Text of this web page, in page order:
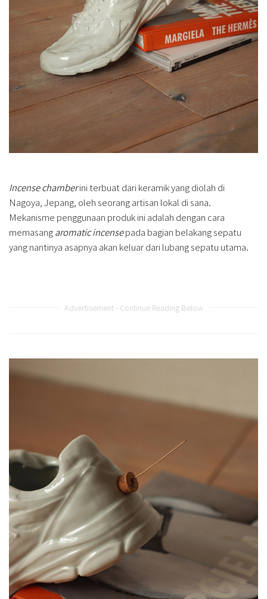
Incense chamberini terbuat dari keramik yang diolah di
Nagoya, Jepang, oleh seorang artisan lokal di sana.
Mekanisme penggunaan produk ini adalah dengan cara
memasangaromaticincensepada bagian belakang sepatu
yang nantinya asapnya akan keluar dari lubang sepatu utama.
Advertisement - Continue Reading Below